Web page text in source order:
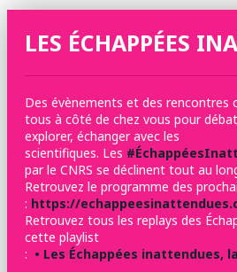
LES ÉCHAPPÉES
Des évènements et des
tous à côté de chez vous pour
explorer, échanger avec les
scientifiques. Les
par le CNRS se déclinent tout au
Retrouvez le programme des
: https://
Retrouvez tous les replays des
cette playlist
: • Les Échappées inattendues,